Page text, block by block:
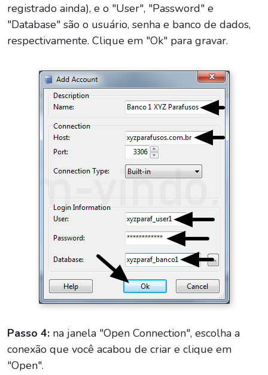
registrado ainda), e o "User", "Password" e
"Database" são o usuário, senha e banco de dados,
respectivamente. Clique em "Ok" para gravar.
Passo 4: na janela "Open Connection", escolha a
conexão que você acabou de criar e clique em
"Open".